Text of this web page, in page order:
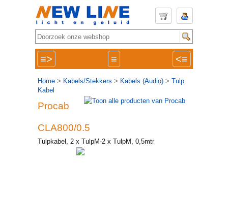
≡> ≡ <≡
Home > Kabels/Stekkers > Kabels (Audio) > Tulp
Kabel
Procab
CLA800/0.5
Tulpkabel, 2 x TulpM-2 x TulpM, 0,5mtr